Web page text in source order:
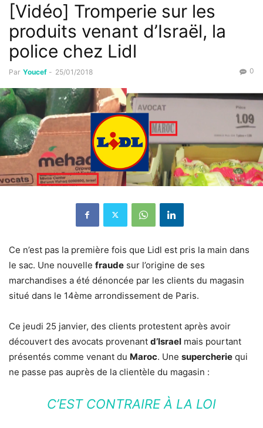
[Vidéo] Tromperie sur les
produits venant d’Israël, la
police chez Lidl
Par Youcef - 25/01/2018 0
Ce n’est pas la première fois que Lidl est pris la main dans
le sac. Une nouvelle fraude sur l’origine de ses
marchandises a été dénoncée par les clients du magasin
situé dans le 14ème arrondissement de Paris.
Ce jeudi 25 janvier, des clients protestent après avoir
découvert des avocats provenant d’Israel mais pourtant
présentés comme venant du Maroc. Une supercherie qui
ne passe pas auprès de la clientèle du magasin :
C’EST CONTRAIRE À LA LOI